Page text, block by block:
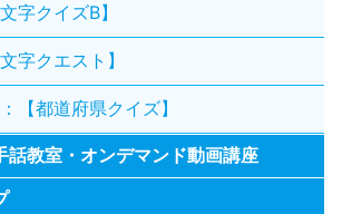
字クイズB】
字クエスト】
【都道府県クイズ】
話教室・オンデマンド動画講座